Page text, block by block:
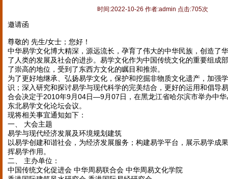
时间:2022-10-26 作者:admin 点击:705次
邀请函
尊敬的 先生/女士；您好！
中华易学文化博大精深，源远流长，孕育了伟大的中华民族，创造了
了人类的发展及社会的进步。易学文化作为中国传统文化的重要组成
了崇高的地位，受到了东西方文化的瞩目和推崇。
为了更好地继承、弘扬易学文化，保护和挖掘非物质文化遗产，加强
识；深入研究和探讨易学与现代科学的完美结合，更好的运用和倡导
合会决定于2010年9月04日—9月07日，在黑龙江省哈尔滨市举办中
东北易学文化论坛会议。
现将相关事宜通知如下：
一、 大会主题
易学与现代经济发展及环境规划建筑
以易学创建和谐社会，为经济发展服务；构建易学平台，展示易学成
挥易学作用。
二、 主办单位：
中国传统文化促进会 中华周易联合会 中华周易文化学院